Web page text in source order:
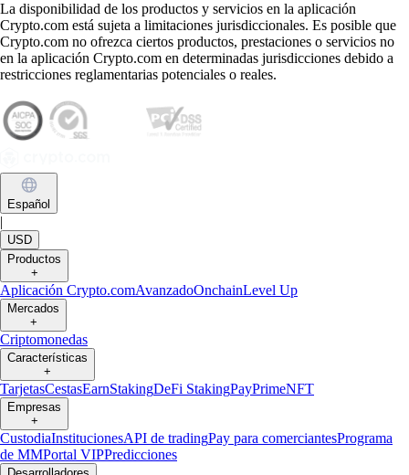
La disponibilidad de los productos y servicios en la aplicación
Crypto.com está sujeta a limitaciones jurisdiccionales. Es posible que
Crypto.com no ofrezca ciertos productos, prestaciones o servicios no
en la aplicación Crypto.com en determinadas jurisdicciones debido a
restricciones reglamentarias potenciales o reales.
Español
|
USD
Productos
+
Aplicación Crypto.comAvanzadoOnchainLevel Up
Mercados
+
Criptomonedas
Características
+
TarjetasCestasEarnStakingDeFi StakingPayPrimeNFT
Empresas
+
CustodiaInstitucionesAPI de tradingPay para comerciantesPrograma
de MMPortal VIPPredicciones